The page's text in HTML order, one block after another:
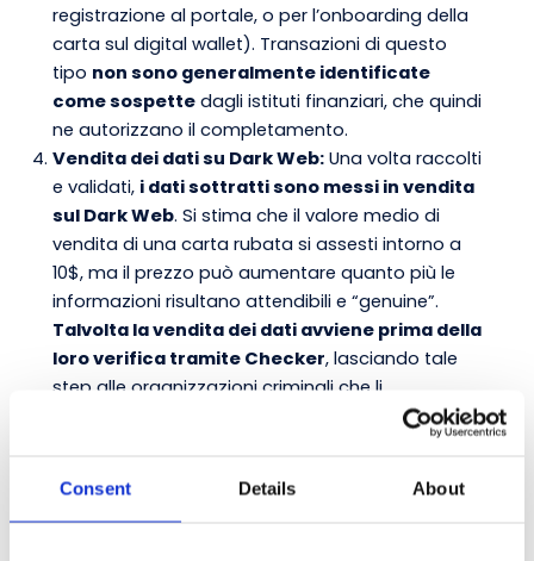
Consent Details About
registrazione al portale, o per l’onboarding della
carta sul digital wallet). Transazioni di questo
tipo non sono generalmente identificate
come sospette dagli istituti finanziari, che quindi
ne autorizzano il completamento.
Vendita dei dati su Dark Web: Una volta raccolti
e validati, i dati sottratti sono messi in vendita
sul Dark Web. Si stima che il valore medio di
vendita di una carta rubata si assesti intorno a
10$, ma il prezzo può aumentare quanto più le
informazioni risultano attendibili e “genuine”.
Talvolta la vendita dei dati avviene prima della
loro verifica tramite Checker, lasciando tale
step alle organizzazioni criminali che li
, a processo
in corso: attraverso segnalazioni esterne, come
quelle provenienti dai servizi di